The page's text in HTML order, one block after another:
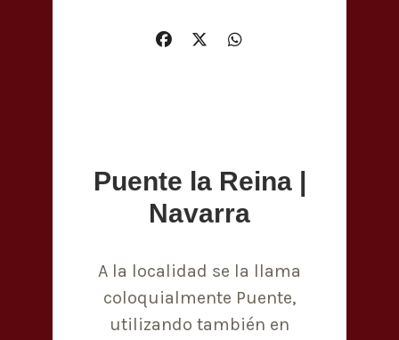
Puente la Reina |
Navarra
A la localidad se la llama
coloquialmente Puente,
utilizando también en